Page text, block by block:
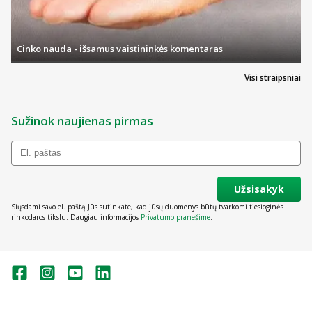
Visi straipsniai
Cinko nauda - išsamus vaistininkės komentaras
Sužinok naujienas pirmas
Užsisakyk
Siųsdami savo el. paštą Jūs sutinkate, kad jūsų duomenys būtų tvarkomi tiesioginės
rinkodaros tikslu. Daugiau informacijos Privatumo pranešime.